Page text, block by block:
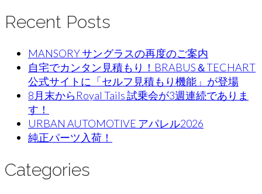
Recent Posts
MANSORY サングラスの再度のご案内
自宅でカンタン見積もり！BRABUS＆TECHART
公式サイトに「セルフ見積もり機能」が登場
8月末からRoyal Tails 試乗会が3週連続でありま
す！
URBAN AUTOMOTIVE アパレル2026
純正パーツ入荷！
Categories